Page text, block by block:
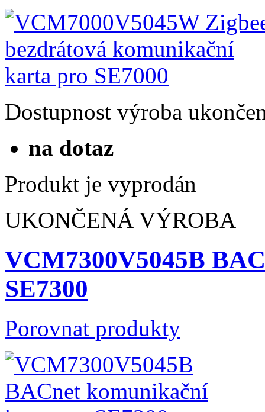
Dostupnost výroba
na dotaz
Produkt je vyprodán
UKONČENÁ VÝROBA
VCM7300V5045B
SE7300
Porovnat produkty